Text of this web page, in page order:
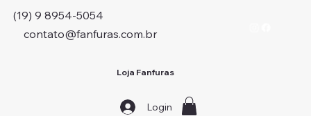
(19) 9 8954-5054
contato@fanfuras.com.br
Loja Fanfuras
Login